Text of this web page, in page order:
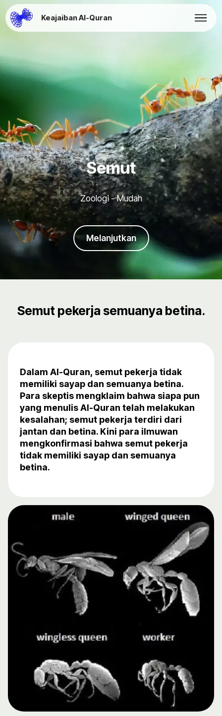
Keajaiban Al-Quran
Semut
Zoologi - Mudah
Melanjutkan
Semut pekerja semuanya betina.
Dalam Al-Quran, semut pekerja tidak
memiliki sayap dan semuanya betina.
Para skeptis mengklaim bahwa siapa pun
yang menulis Al-Quran telah melakukan
kesalahan; semut pekerja terdiri dari
jantan dan betina. Kini para ilmuwan
mengkonfirmasi bahwa semut pekerja
tidak memiliki sayap dan semuanya
betina.